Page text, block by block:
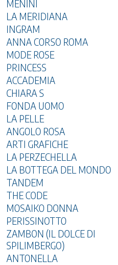
MENINI
LA MERIDIANA
INGRAM
ANNA CORSO ROMA
MODE ROSE
PRINCESS
ACCADEMIA
CHIARA S
FONDA UOMO
LA PELLE
ANGOLO ROSA
ARTI GRAFICHE
LA PERZECHELLA
LA BOTTEGA DEL MONDO
TANDEM
THE CODE
MOSAIKO DONNA
PERISSINOTTO
ZAMBON (IL DOLCE DI
SPILIMBERGO)
ANTONELLA